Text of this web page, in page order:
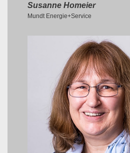
Susanne Homeier
Mundt Energie+Service